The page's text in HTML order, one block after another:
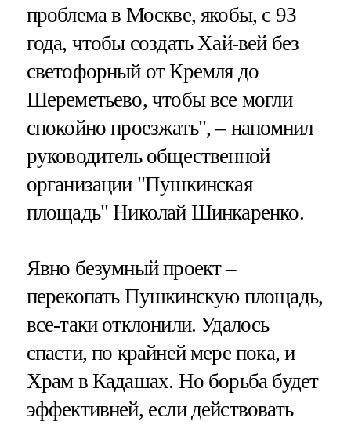
проблема в Москве, якобы, с 93
года, чтобы создать Хай-вей без
светофорный от Кремля до
Шереметьево, чтобы все могли
спокойно проезжать", – напомнил
руководитель общественной
организации "Пушкинская
площадь" Николай Шинкаренко.
Явно безумный проект –
перекопать Пушкинскую площадь,
все-таки отклонили. Удалось
спасти, по крайней мере пока, и
Храм в Кадашах. Но борьба будет
эффективней, если действовать